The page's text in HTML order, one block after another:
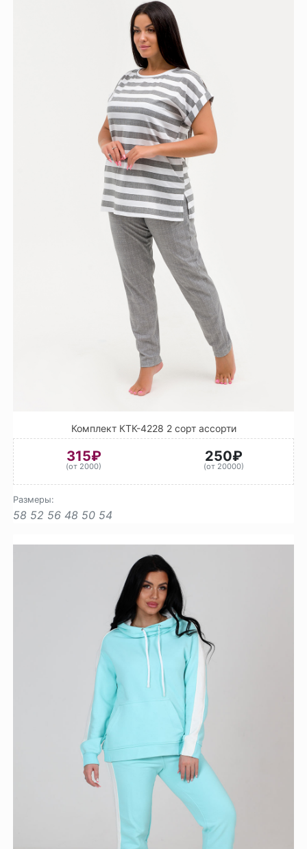
Комплект КТК-4228 2 сорт ассорти
315₽
(от 2000)
250₽
(от 20000)
Размеры:
58 52 56 48 50 54